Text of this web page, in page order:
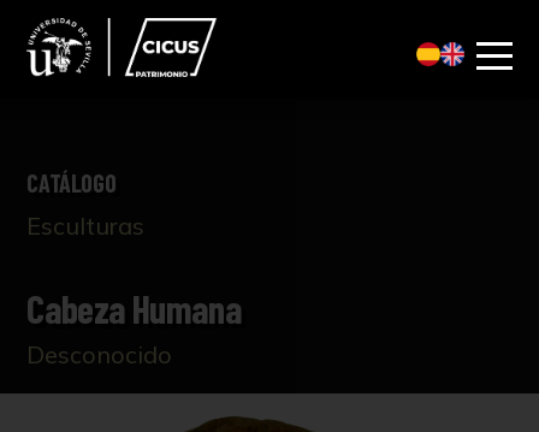
CATÁLOGO
Esculturas
Cabeza Humana
Desconocido